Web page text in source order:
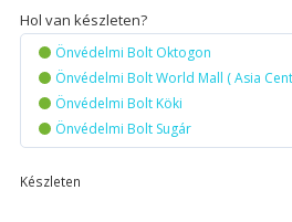
Hol van készleten?
Önvédelmi Bolt Oktogon
Önvédelmi Bolt World Mall ( Asia
Önvédelmi Bolt Köki
Önvédelmi Bolt Sugár
Készleten